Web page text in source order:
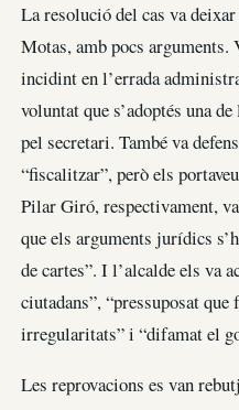
La resolució del cas va
Motas, amb pocs
incidint en l’errada
voluntat que s’adoptés una
pel secretari. També va
“fiscalitzar”, però els
Pilar Giró, respectivament,
que els arguments jurídics
de cartes”. I l’alcalde els va
ciutadans”, “pressuposat
irregularitats” i “difamat el
Les reprovacions es van